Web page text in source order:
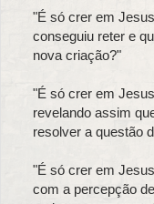
"É só crer em
conseguiu reter e
nova criação?"
"É só crer em
revelando assim
resolver a questão
"É só crer em
com a percepção